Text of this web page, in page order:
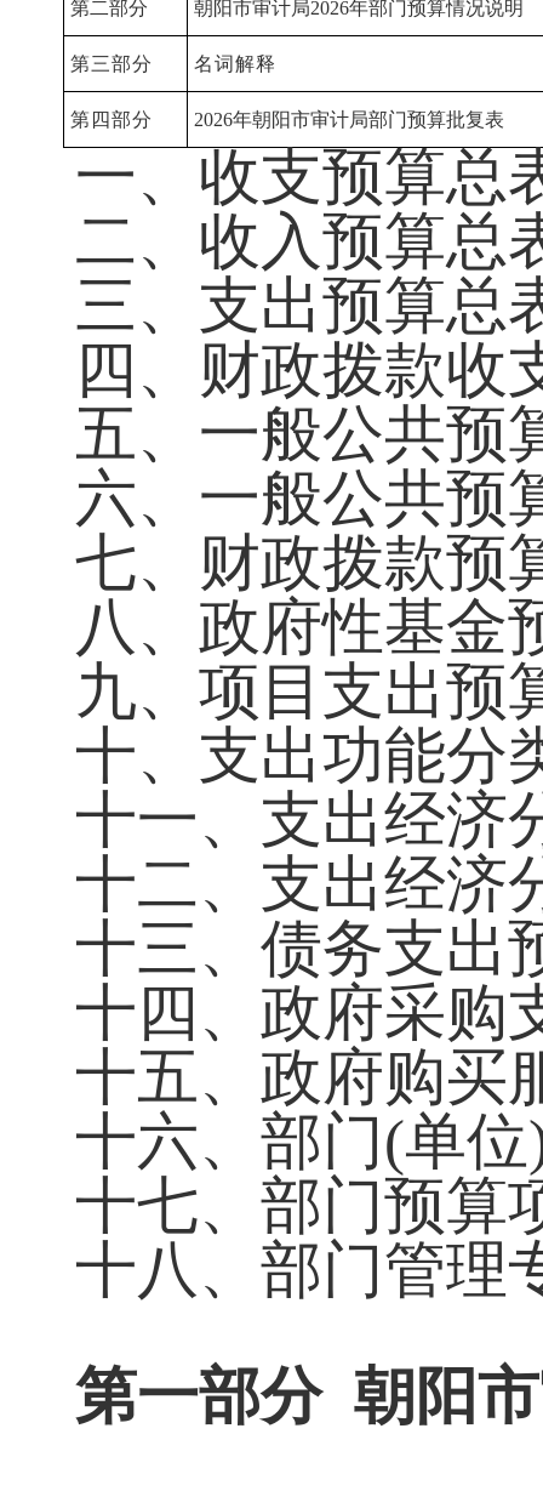
第二部分 朝阳市审计局2026年部门预算情况说明
第三部分 名词解释
第 四部分 2026年朝阳市审计局部门预算批复表
一、 收支预算总
二、收入预算总
三、支出预算总
四、财政拨款收
五、一般公共预
六、一般公共预
七、财政拨款预
八、政府性基金
九、项目支出预
十、支出功能分
十一、支出经济
十二、支出经济
十三、债务支出
十四、政府采购
十五、政府购买
十六、部门(单
十七、部门预算
十八、部门管理
第一部分 朝阳